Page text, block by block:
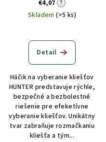
€4,07 ?
Skladem(>5 ks)
Detail
Háčik na vyberanie kliešťov
HUNTER predstavuje rýchle,
bezpečné a bezbolestné
riešenie pre efeketívne
vyberanie kliešťov. Unikátny
tvar zabraňuje rozmačkaniu
kliešťa a tým...